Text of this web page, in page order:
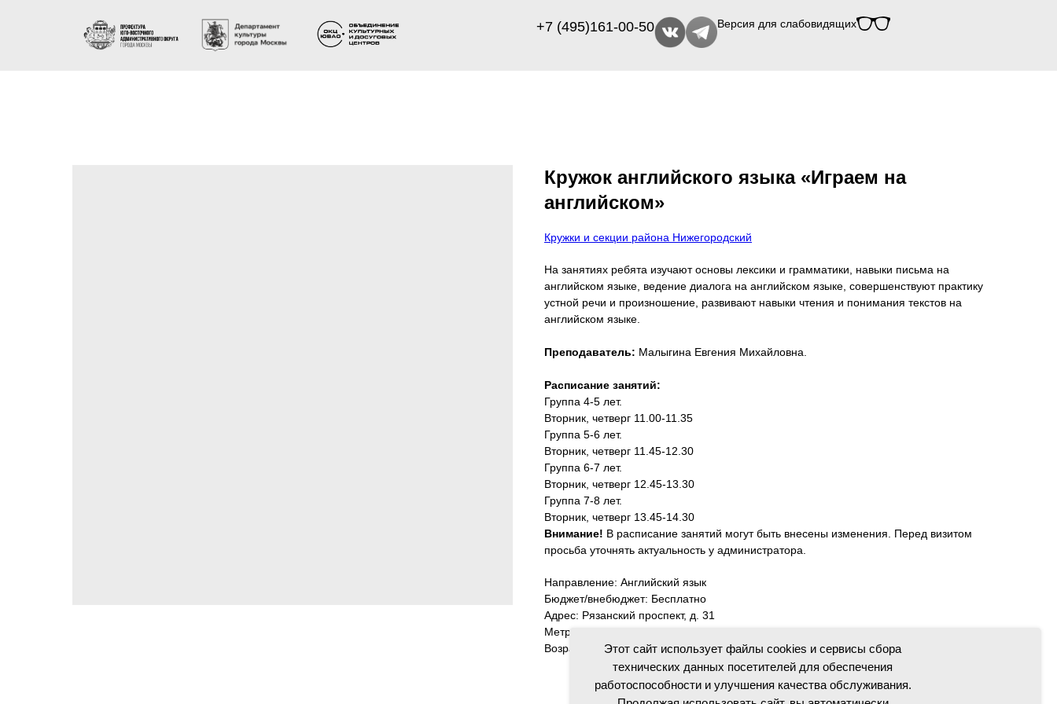
+7 (495)161-00-50 Версия для слабовидящих
Кружок английского языка «Играем на
английском»
Кружки и секции района Нижегородский
На занятиях ребята изучают основы лексики и грамматики, навыки письма на
английском языке, ведение диалога на английском языке, совершенствуют практику
устной речи и произношение, развивают навыки чтения и понимания текстов на
английском языке.
Преподаватель: Малыгина Евгения Михайловна.
Расписание занятий:
Группа 4-5 лет.
Вторник, четверг 11.00-11.35
Группа 5-6 лет.
Вторник, четверг 11.45-12.30
Группа 6-7 лет.
Вторник, четверг 12.45-13.30
Группа 7-8 лет.
Вторник, четверг 13.45-14.30
Внимание! В расписание занятий могут быть внесены изменения. Перед визитом
просьба уточнять актуальность у администратора.
Направление: Английский язык
Бюджет/внебюджет: Бесплатно
Адрес: Рязанский проспект, д. 31
Метро: Стахановская
Возрастная категория: 4+
Этот сайт использует файлы cookies и сервисы сбора
технических данных посетителей для обеспечения
работоспособности и улучшения качества обслуживания.